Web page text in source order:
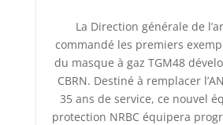
La Direction générale de
commandé les premiers
du masque à gaz TGM48
CBRN. Destiné à remplacer
35 ans de service, ce nouvel
protection NRBC équipera